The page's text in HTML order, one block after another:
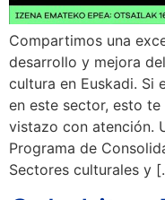
Compartimos una
desarrollo y mejora
cultura en Euskadi. Si
en este sector, esto te
vistazo con atención.
Programa de
Sectores culturales y